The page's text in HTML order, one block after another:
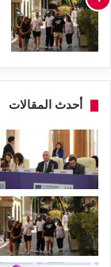
أحدث المقالات